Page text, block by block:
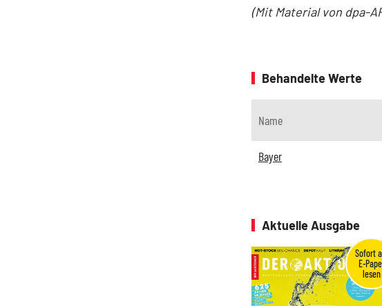
(Mit Material von dpa-
Behandelte Werte
Name
Bayer
Aktuelle Ausgabe